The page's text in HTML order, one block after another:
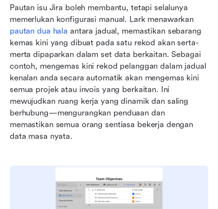
Pautan isu Jira boleh membantu, tetapi selalunya
pautan dua hala antara jadual, memastikan sebarang
kemas kini yang dibuat pada satu rekod akan serta-
merta dipaparkan dalam set data berkaitan. Sebagai
contoh, mengemas kini rekod pelanggan dalam jadual
kenalan anda secara automatik akan mengemas kini
semua projek atau invois yang berkaitan. Ini
mewujudkan ruang kerja yang dinamik dan saling
berhubung—mengurangkan penduaan dan
memastikan semua orang sentiasa bekerja dengan
data masa nyata.